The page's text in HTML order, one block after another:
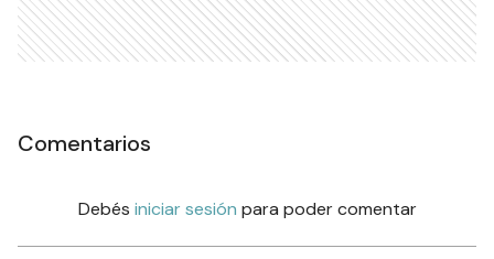
Comentarios
Debés iniciar sesión para poder comentar